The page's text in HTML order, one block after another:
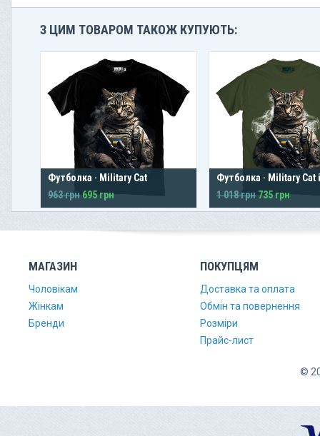
З ЦИМ ТОВАРОМ ТАКОЖ КУПУЮТЬ:
Футболка · Military Cat
963 грн 695 грн
Футболка · Military Cat
1 018 грн 735 грн
МАГАЗИН
Чоловікам
Жінкам
Бренди
ПОКУПЦЯМ
Доставка та оплата
Обмін та повернення
Розміри
Прайс-лист
©